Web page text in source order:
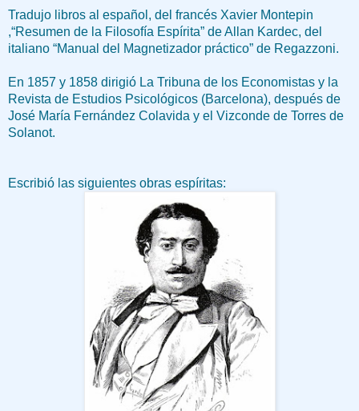
Tradujo libros al español, del francés Xavier Montepin
,“Resumen de la Filosofía Espírita” de Allan Kardec, del
italiano “Manual del Magnetizador práctico” de Regazzoni.
En 1857 y 1858 dirigió La Tribuna de los Economistas y la
Revista de Estudios Psicológicos (Barcelona), después de
José María Fernández Colavida y el Vizconde de Torres de
Solanot.
Escribió las siguientes obras espíritas: